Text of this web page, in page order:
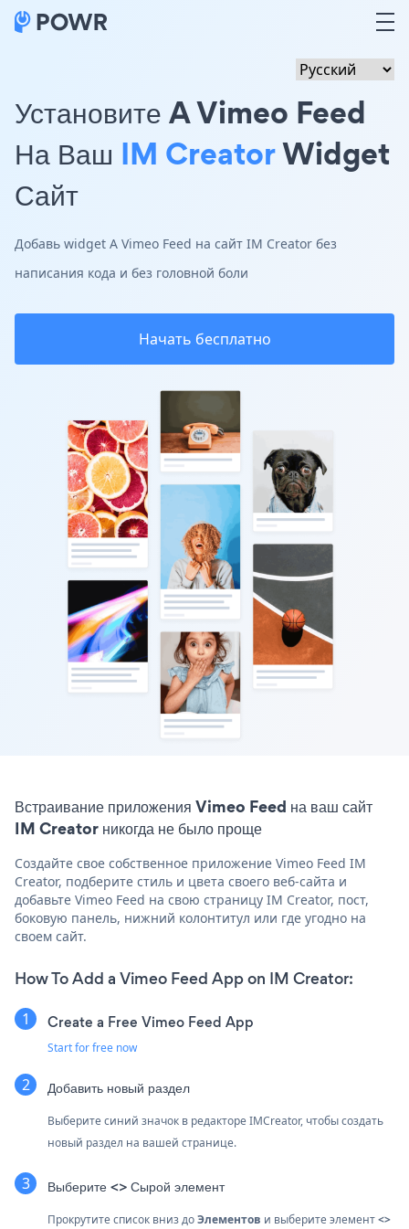
Установите A Vimeo Feed
На Ваш IM CreatorWidget
Сайт
Добавь widget A Vimeo Feed на сайт IM Creator без
написания кода и без головной боли
Начать бесплатно
Встраивание приложения Vimeo Feed на ваш сайт
IM Creator никогда не было проще
Создайте свое собственное приложение Vimeo Feed IM
Creator, подберите стиль и цвета своего веб-сайта и
добавьте Vimeo Feed на свою страницу IM Creator, пост,
боковую панель, нижний колонтитул или где угодно на
своем сайт.
How To Add a Vimeo Feed App on IM Creator:
Create a Free Vimeo Feed App
Start for free now
Добавить новый раздел
Выберите синий значок в редакторе IMCreator, чтобы создать
новый раздел на вашей странице.
Выберите <> Сырой элемент
Прокрутите список вниз доЭлементов и выберите элемент<>